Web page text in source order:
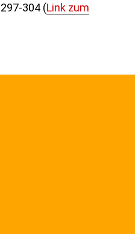
304 (Link zum